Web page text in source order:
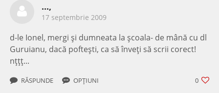
...,
17 septembrie 2009
d-le Ionel, mergi şi dumneata la şcoala- de mână cu dl
Guruianu, dacă pofteşti, ca să înveţi să scrii corect!
nţţţ...
0
RĂSPUNDE OPȚIUNI